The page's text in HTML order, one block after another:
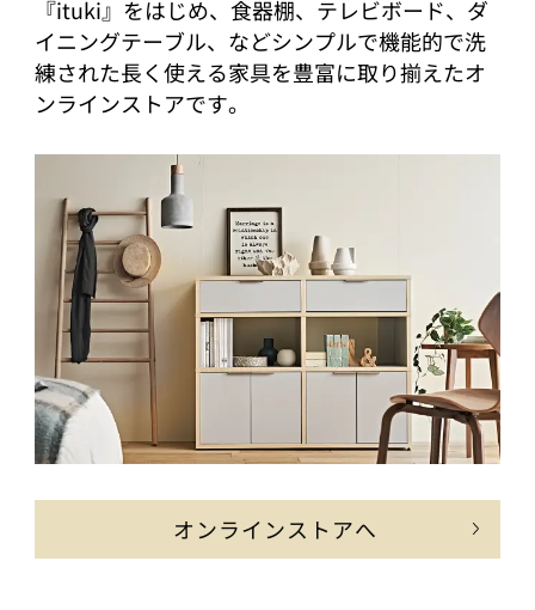
『ituki』をはじめ、食器棚、テレビボード、ダ
イニングテーブル、などシンプルで機能的で洗
練された長く使える家具を豊富に取り揃えたオ
ンラインストアです。
オンラインストアへ